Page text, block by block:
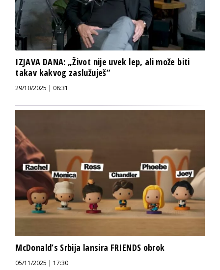
IZJAVA DANA: „Život nije uvek lep, ali može biti
takav kakvog zaslužuješ“
29/10/2025 | 08:31
McDonald’s Srbija lansira FRIENDS obrok
05/11/2025 | 17:30